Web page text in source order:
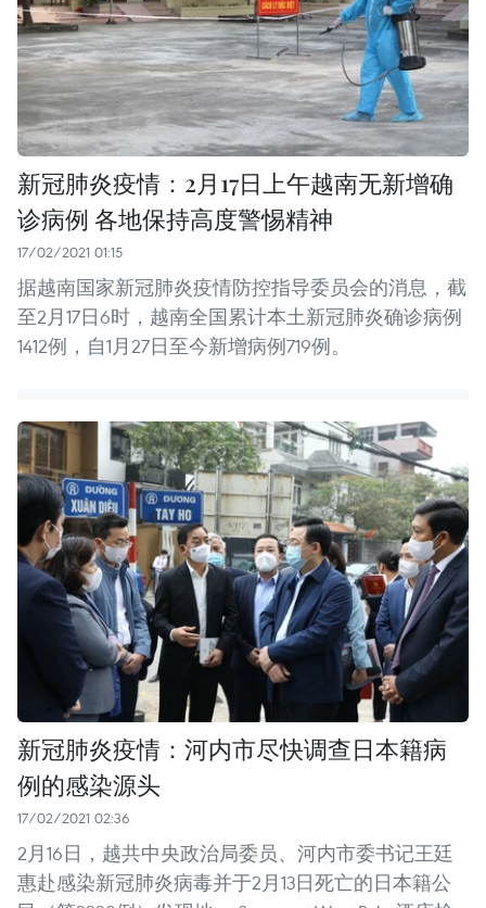
新冠肺炎疫情：2月17日上午越南无新增确
诊病例 各地保持高度警惕精神
17/02/2021 01:15
据越南国家新冠肺炎疫情防控指导委员会的消息，截
至2月17日6时，越南全国累计本土新冠肺炎确诊病例
1412例，自1月27日至今新增病例719例。
新冠肺炎疫情：河内市尽快调查日本籍病
例的感染源头
17/02/2021 02:36
2月16日，越共中央政治局委员、河内市委书记王廷
惠赴感染新冠肺炎病毒并于2月13日死亡的日本籍公